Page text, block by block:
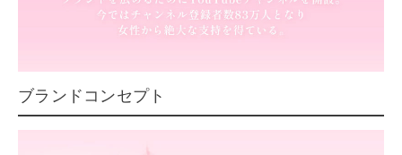
ブランドコンセプト